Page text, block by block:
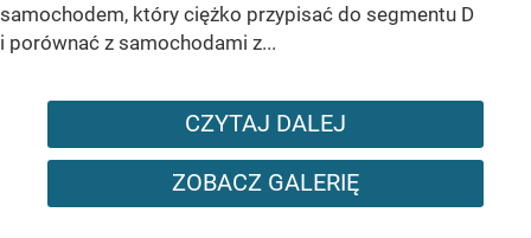
samochodem, który ciężko przypisać do segmentu D
i porównać z samochodami z...
CZYTAJ DALEJ
ZOBACZ GALERIĘ